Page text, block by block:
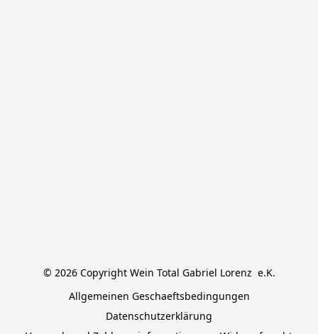
© 2026 Copyright Wein Total Gabriel Lorenz  e.K.
Allgemeinen Geschaeftsbedingungen
Datenschutzerklärung